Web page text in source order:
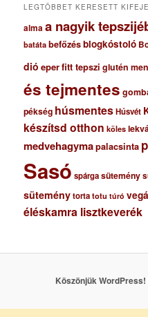
LEGTÖBBET KERESETT
almaa nagyik
batáta befőzésblogkóstoló
dió eperfitt tepszi glutén
és tejmentes
pékség húsmentesHúsvét
készítsd otthon köles
medvehagymapalacsinta
Sasó spárgasütemény
süteménytorta totu túró
éléskamra lisztkeverék
Köszönjük WordPress!